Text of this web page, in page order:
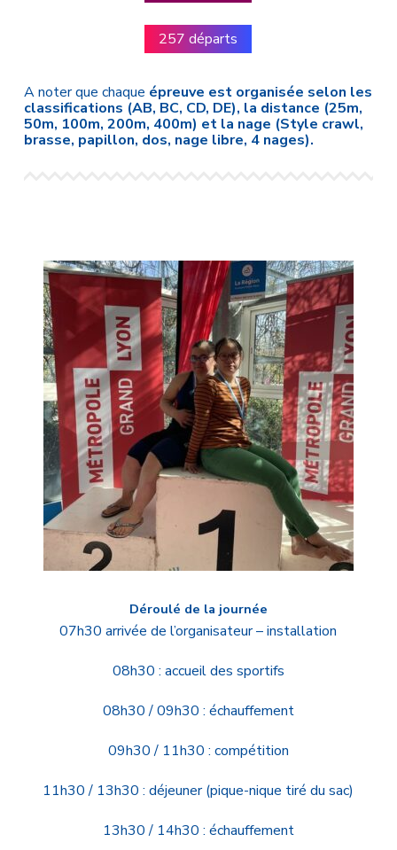
257 départs
A noter que chaque épreuve est organisée selon les
classifications (AB, BC, CD, DE), la distance (25m,
50m, 100m, 200m, 400m) et la nage (Style crawl,
brasse, papillon, dos, nage libre, 4 nages).
Déroulé de la journée
07h30 arrivée de l’organisateur – installation
08h30 : accueil des sportifs
08h30 / 09h30 : échauffement
09h30 / 11h30 : compétition
11h30 / 13h30 : déjeuner (pique-nique tiré du sac)
13h30 / 14h30 : échauffement